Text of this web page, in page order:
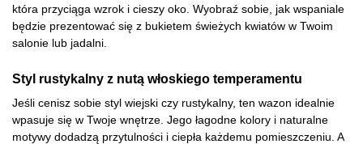
która przyciąga wzrok i cieszy oko. Wyobraź sobie, jak wspaniale
będzie prezentować się z bukietem świeżych kwiatów w Twoim
salonie lub jadalni.
Styl rustykalny z nutą włoskiego temperamentu
Jeśli cenisz sobie styl wiejski czy rustykalny, ten wazon idealnie
wpasuje się w Twoje wnętrze. Jego łagodne kolory i naturalne
motywy dodadzą przytulności i ciepła każdemu pomieszczeniu. A